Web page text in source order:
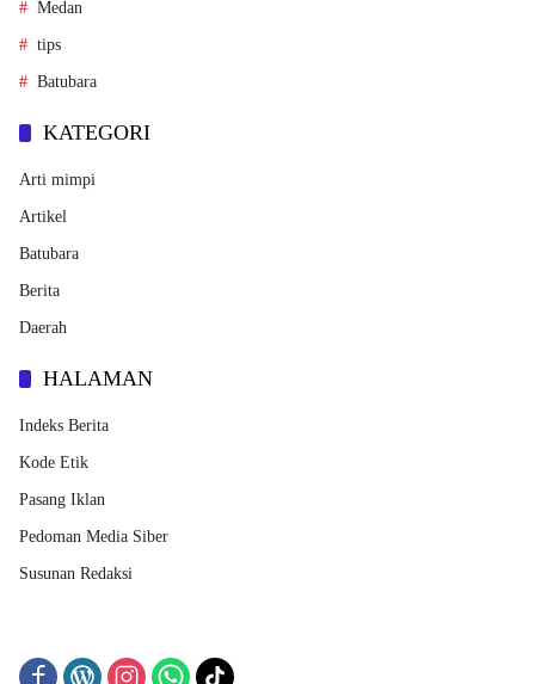
Medan
tips
Batubara
KATEGORI
Arti mimpi
Artikel
Batubara
Berita
Daerah
HALAMAN
Indeks Berita
Kode Etik
Pasang Iklan
Pedoman Media Siber
Susunan Redaksi